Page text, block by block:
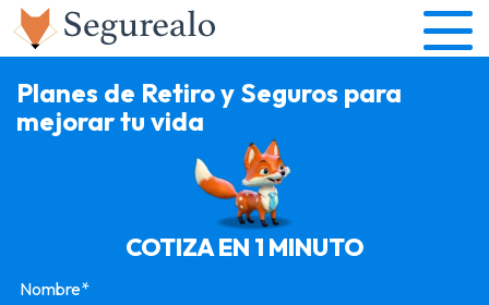
Planes de Retiro y Seguros para
mejorar tu vida
COTIZA EN 1 MINUTO
Nombre*